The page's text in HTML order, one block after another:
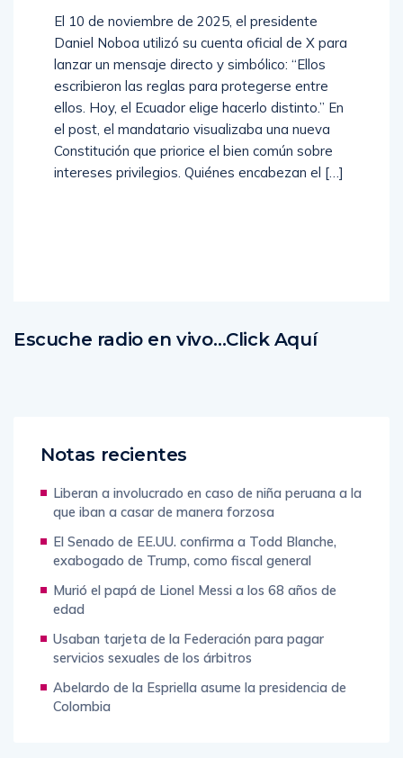
El 10 de noviembre de 2025, el presidente
Daniel Noboa utilizó su cuenta oficial de X para
lanzar un mensaje directo y simbólico: “Ellos
escribieron las reglas para protegerse entre
ellos. Hoy, el Ecuador elige hacerlo distinto.” En
el post, el mandatario visualizaba una nueva
Constitución que priorice el bien común sobre
intereses privilegios. Quiénes encabezan el […]
Escuche radio en vivo…Click Aquí
Notas recientes
Liberan a involucrado en caso de niña peruana a la
que iban a casar de manera forzosa
El Senado de EE.UU. confirma a Todd Blanche,
exabogado de Trump, como fiscal general
Murió el papá de Lionel Messi a los 68 años de
edad
Usaban tarjeta de la Federación para pagar
servicios sexuales de los árbitros
Abelardo de la Espriella asume la presidencia de
Colombia